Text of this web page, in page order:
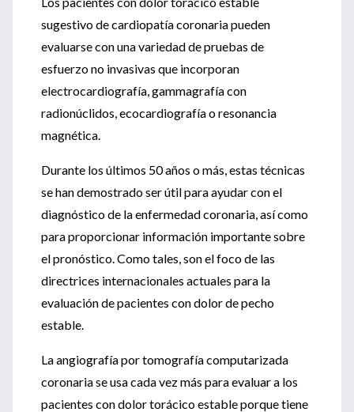
sugestivo de cardiopatía coronaria pueden
evaluarse con una variedad de pruebas de
esfuerzo no invasivas que incorporan
electrocardiografía, gammagrafía con
radionúclidos, ecocardiografía o resonancia
magnética.
Durante los últimos 50 años o más, estas técnicas
se han demostrado ser útil para ayudar con el
diagnóstico de la enfermedad coronaria, así como
para proporcionar información importante sobre
el pronóstico. Como tales, son el foco de las
directrices internacionales actuales para la
evaluación de pacientes con dolor de pecho
estable.
La angiografía por tomografía computarizada
coronaria se usa cada vez más para evaluar a los
pacientes con dolor torácico estable porque tiene